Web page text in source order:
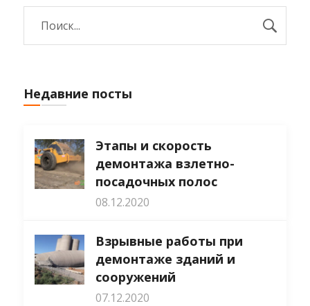
Недавние посты
Этапы и скорость
демонтажа взлетно-
посадочных полос
08.12.2020
Взрывные работы при
демонтаже зданий и
сооружений
07.12.2020